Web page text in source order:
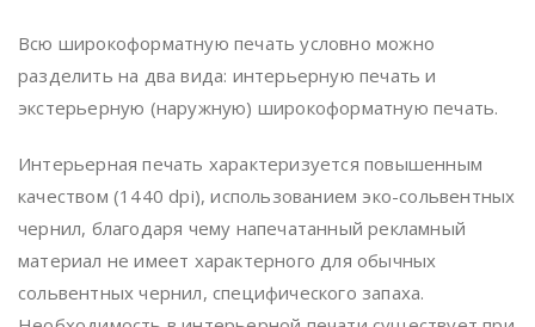
Всю широкоформатную печать условно можно
разделить на два вида: интерьерную печать и
экстерьерную (наружную) широкоформатную печать.
Интерьерная печать характеризуется повышенным
качеством (1440 dpi), использованием эко-сольвентных
чернил, благодаря чему напечатанный рекламный
материал не имеет характерного для обычных
сольвентных чернил, специфического запаха.